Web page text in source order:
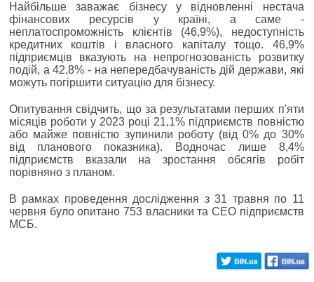
Найбільше заважає бізнесу у відновленні нестача
фінансових ресурсів у країні, а саме -
неплатоспроможність клієнтів (46,9%), недоступність
кредитних коштів і власного капіталу тощо. 46,9%
підприємців вказують на непрогнозованість розвитку
подій, а 42,8% - на непередбачуваність дій держави, які
можуть погіршити ситуацію для бізнесу.
Опитування свідчить, що за результатами перших п'яти
місяців роботи у 2023 році 21,1% підприємств повністю
або майже повністю зупинили роботу (від 0% до 30%
від планового показника). Водночас лише 8,4%
підприємств вказали на зростання обсягів робіт
порівняно з планом.
В рамках проведення дослідження з 31 травня по 11
червня було опитано 753 власники та CEO підприємств
МСБ.